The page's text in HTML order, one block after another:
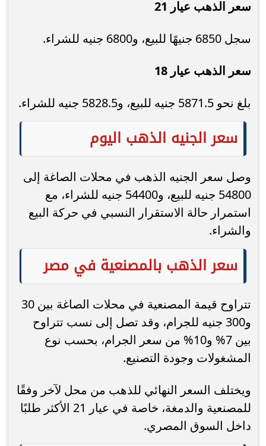
سعر الذهب عيار 21
سجل 6850 جنيهًا للبيع، و6800 جنيه للشراء.
سعر الذهب عيار 18
بلغ نحو 5871.5 جنيه للبيع، و5828.5 جنيه للشراء.
سعر الجنيه الذهب اليوم
وصل سعر الجنيه الذهب في محلات الصاغة إلى
54800 جنيه للبيع، و54400 جنيه للشراء، مع
استمرار حالة الاستقرار النسبي في حركة البيع
والشراء.
سعر الذهب بالمصنعية في مصر
تتراوح قيمة المصنعية في محلات الصاغة بين 30
و300 جنيه للجرام، وقد تصل إلى نسب تتراوح
بين 7% و10% من سعر الجرام، بحسب نوع
المشغولات وجودة التصنيع.
ويختلف السعر النهائي للذهب من محل لآخر وفقًا
للمصنعية والدمغة، خاصة في عيار 21 الأكثر طلبًا
داخل السوق المصري.